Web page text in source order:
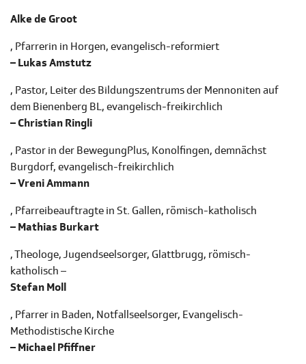
Alke de Groot
, Pfarrerin in Horgen, evangelisch-reformiert
– Lukas Amstutz
, Pastor, Leiter des Bildungszentrums der Mennoniten auf
dem Bienenberg BL, evangelisch-freikirchlich
– Christian Ringli
, Pastor in der BewegungPlus, Konolfingen, demnächst
Burgdorf, evangelisch-freikirchlich
– Vreni Ammann
, Pfarreibeauftragte in St. Gallen, römisch-katholisch
– Mathias Burkart
, Theologe, Jugendseelsorger, Glattbrugg, römisch-
katholisch –
Stefan Moll
, Pfarrer in Baden, Notfallseelsorger, Evangelisch-
Methodistische Kirche
– Michael Pfiffner